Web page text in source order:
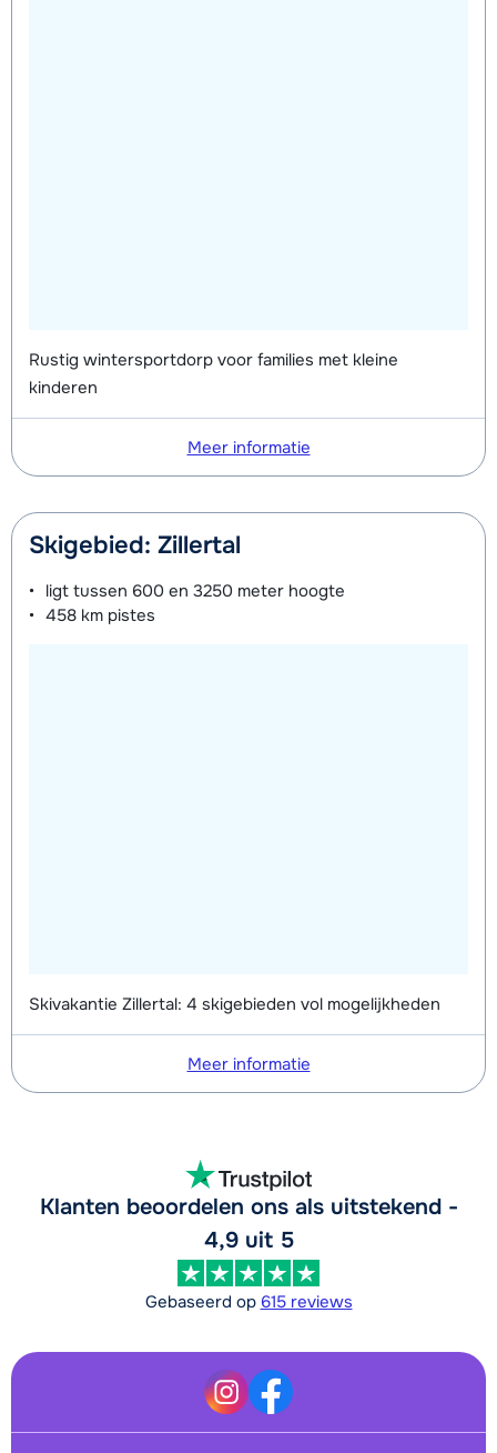
Rustig wintersportdorp voor families met kleine
kinderen
Meer informatie
Skigebied: Zillertal
ligt tussen 600 en 3250 meter hoogte
458 km pistes
Skivakantie Zillertal: 4 skigebieden vol mogelijkheden
Meer informatie
Klanten beoordelen ons als uitstekend -
4,9 uit 5
Gebaseerd op 615 reviews